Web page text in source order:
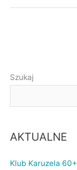
Szukaj
AKTUALNE
Klub Karuzela 60+